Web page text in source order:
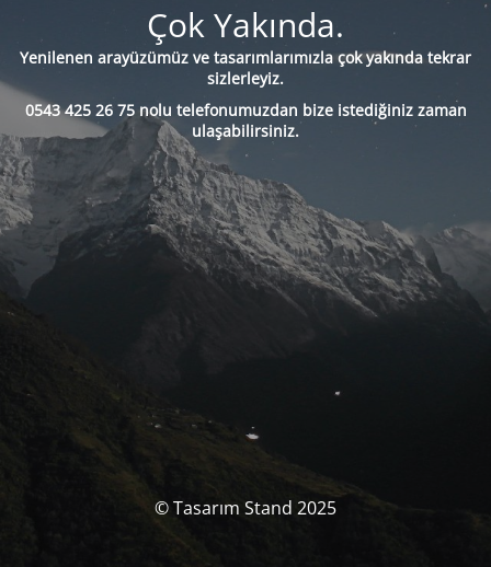
Çok Yakında.
Yenilenen arayüzümüz ve tasarımlarımızla çok yakında tekrar
sizlerleyiz.
0543 425 26 75 nolu telefonumuzdan bize istediğiniz zaman
ulaşabilirsiniz.
© Tasarım Stand 2025